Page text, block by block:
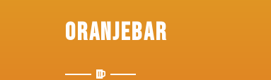
Oranjebar